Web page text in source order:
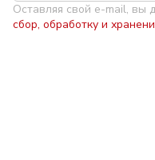
Оставляя свой e-mail, вы
сбор, обработку и